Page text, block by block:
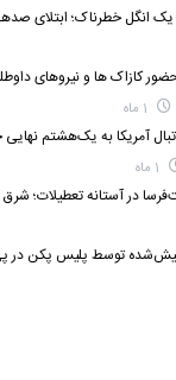
کازاک‌ ها و نیروهای
آمریکا به یک‌هشتم
توسط پلیس پکن در پی